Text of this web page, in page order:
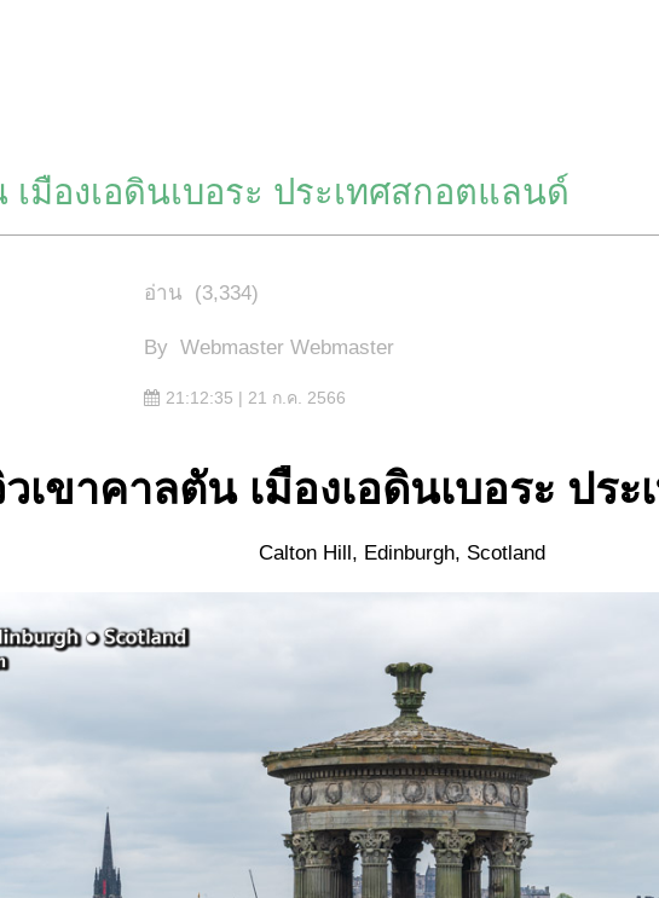
มืองเอดินเบอระ ประเทศสกอตแลนด์
อ่าน (3,334)
By Webmaster Webmaster
21:12:35 | 21 ก.ค. 2566
เขาคาลตัน เมืองเอดินเบอระ ปร
Calton Hill, Edinburgh, Scotland